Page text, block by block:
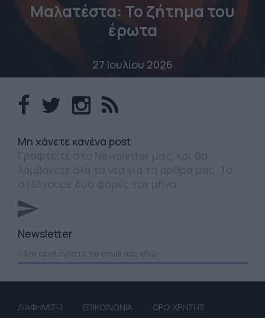
Μαλατέστα: Το ζήτημα του
έρωτα
27 Ιουλίου 2026
Mη χάνετε κανένα post
Newsletter
ΔΙΑΦΗΜΙΣΗ ΕΠΙΚΟΙΝΩΝΙΑ
ΟΡΟΙ ΧΡΗΣΗΣ